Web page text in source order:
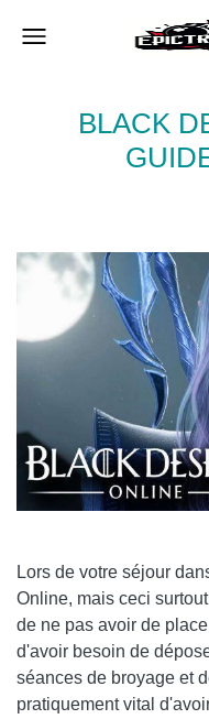
BLACK
Lors de votre séjour
Online, mais ceci
de ne pas avoir de
d'avoir besoin de
séances de broyage et
pratiquement vital